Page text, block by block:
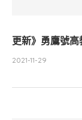
更新》勇鷹號
2021-11-29